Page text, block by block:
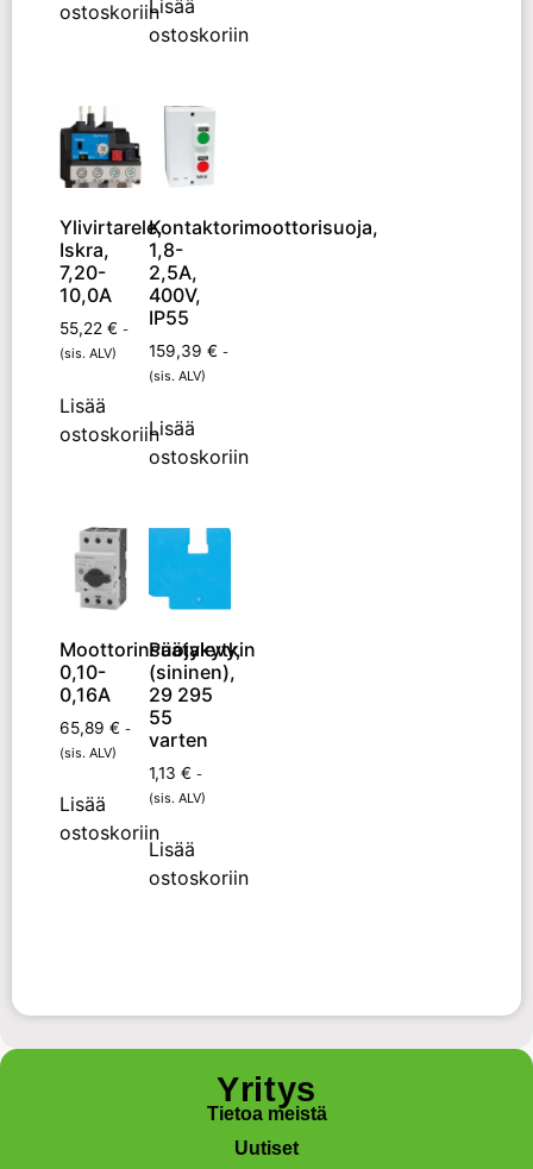
ostoskoriinLisää
ostoskoriin
Ylivirtarele,
Iskra,
7,20-
10,0A
55,22 € -
(sis. ALV)
Lisää
ostoskoriin
Kontaktorimoottorisuoja,
1,8-
2,5A,
400V,
IP55
159,39 € -
(sis. ALV)
Lisää
ostoskoriin
Moottorinsuojakytkin
0,10-
0,16A
65,89 € -
(sis. ALV)
Lisää
ostoskoriin
Päätylevy,
(sininen),
29 295
55
varten
1,13 € -
(sis. ALV)
Lisää
ostoskoriin
Yritys
Tietoa meistä
Uutiset